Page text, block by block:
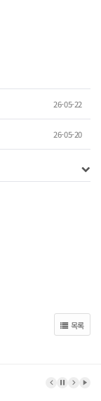
26-05-22
26-05-20
목록
이전 배너
배너 정지
다음배